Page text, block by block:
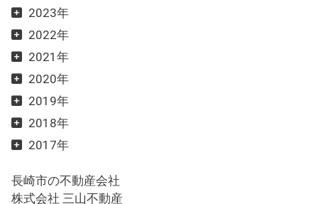
2023年
2022年
2021年
2020年
2019年
2018年
2017年
長崎市の不動産会社
株式会社 三山不動産